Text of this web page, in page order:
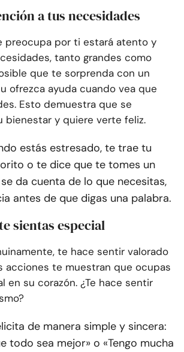
a tus necesidades
preocupa por ti estará atento y
tanto grandes como
que te sorprenda con un
ofrezca ayuda cuando vea que
Esto demuestra que se
bienestar y quiere verte feliz.
estás estresado, te trae tu
o te dice que te tomes un
da cuenta de lo que necesitas,
antes de que digas una palabra.
sientas especial
te hace sentir valorado
acciones te muestran que ocupas
en su corazón. ¿Te hace sentir
de manera simple y sincera:
todo sea mejor» o «Tengo mucha